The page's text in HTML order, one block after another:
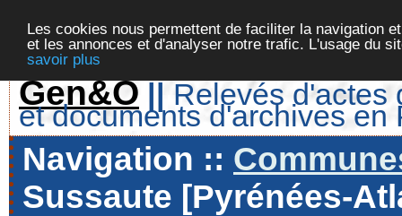
Les cookies nous permettent de faciliter la navigation
et les annonces et d'analyser notre trafic. L'usage du
savoir plus
Gen&O || Relevés d'actes
et documents d'archives en
Navigation ::
Sussaute [Pyrénées-